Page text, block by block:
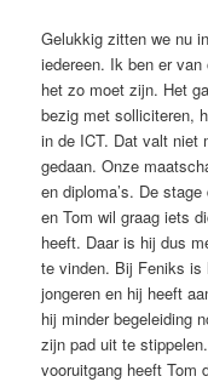
Gelukkig zitten we nu
iedereen. Ik ben er
het zo moet zijn. Het
bezig met solliciteren,
in de ICT. Dat valt niet
gedaan. Onze
en diploma’s. De
en Tom wil graag iets
heeft. Daar is hij dus
te vinden. Bij Feniks is
jongeren en hij heeft
hij minder begeleiding
zijn pad uit te
vooruitgang heeft Tom